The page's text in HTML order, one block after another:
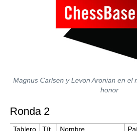
Magnus Carlsen y Levon Aronian en el
honor
Ronda 2
Tablero Tít. Nombre